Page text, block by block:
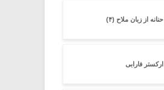
حنانه از زبان ملاح (۴)
ارکستر فارابی